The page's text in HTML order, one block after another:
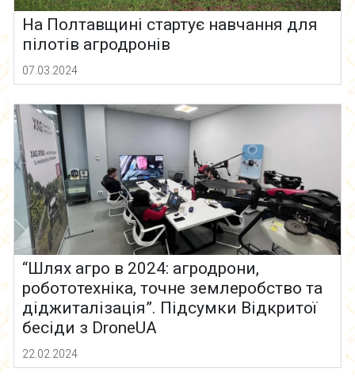
На Полтавщині стартує навчання для
пілотів агродронів
07.03.2024
“Шлях агро в 2024: агродрони,
робототехніка, точне землеробство та
діджиталізація”. Підсумки Відкритої
бесіди з DroneUA
22.02.2024